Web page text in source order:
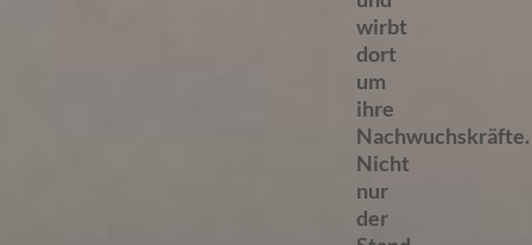
wirbt
dort
um
ihre
Nachwuchskräfte.
Nicht
nur
der